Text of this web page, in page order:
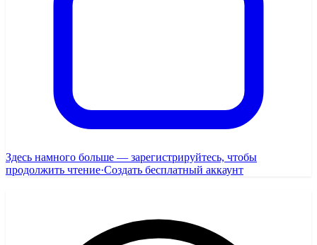
Здесь намного больше — зарегистрируйтесь, чтобы
продолжить чтение·Создать бесплатный аккаунт